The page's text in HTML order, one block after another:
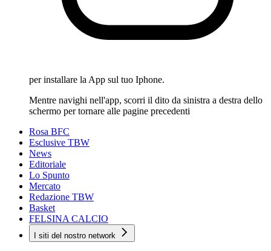
per installare la App sul tuo Iphone.
Mentre navighi nell'app, scorri il dito da sinistra a destra dello
schermo per tornare alle pagine precedenti
Rosa BFC
Esclusive TBW
News
Editoriale
Lo Spunto
Mercato
Redazione TBW
Basket
FELSINA CALCIO
I siti del nostro network